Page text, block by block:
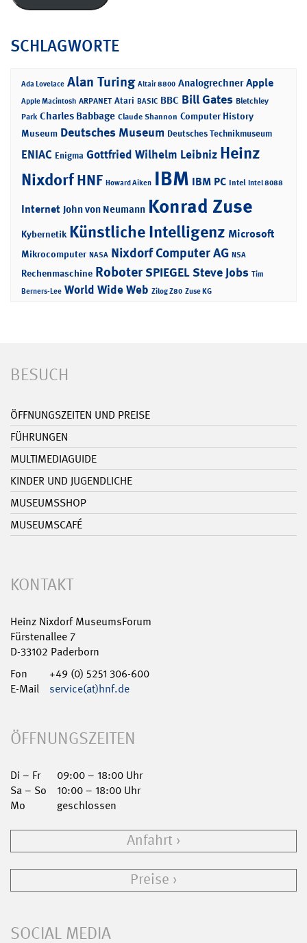
SCHLAGWORTE
Ada Lovelace Alan Turing Altair 8800 Analogrechner Apple
Apple Macintosh ARPANET Atari BASIC BBC Bill Gates Bletchley
Park Charles Babbage Claude Shannon Computer History
Museum Deutsches Museum Deutsches Technikmuseum
ENIAC Enigma Gottfried Wilhelm Leibniz Heinz
NixdorfHNF Howard Aiken IBM IBM PC Intel Intel 8088
Internet John von Neumann Konrad Zuse
Kybernetik Künstliche Intelligenz Microsoft
Mikrocomputer NASA Nixdorf Computer AG NSA
Rechenmaschine RoboterSPIEGELSteve Jobs Tim
Berners-Lee World Wide Web Zilog Z80 Zuse KG
BESUCH
ÖFFNUNGSZEITEN UND PREISE
FÜHRUNGEN
MULTIMEDIAGUIDE
KINDER UND JUGENDLICHE
MUSEUMSSHOP
MUSEUMSCAFÉ
KONTAKT
Heinz Nixdorf MuseumsForum
Fürstenallee 7
D-33102 Paderborn
Fon
+49 (0) 5251 306-600
E-Mail
service(at)hnf.de
ÖFFNUNGSZEITEN
Di – Fr
09:00 – 18:00 Uhr
Sa – So
10:00 – 18:00 Uhr
Mo
geschlossen
Anfahrt
Preise
SOCIAL MEDIA